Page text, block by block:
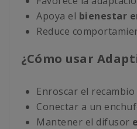
Apoya el bienestar
Reduce
¿Cómo usar
Enroscar el
Conectar a un
Mantener el difusor